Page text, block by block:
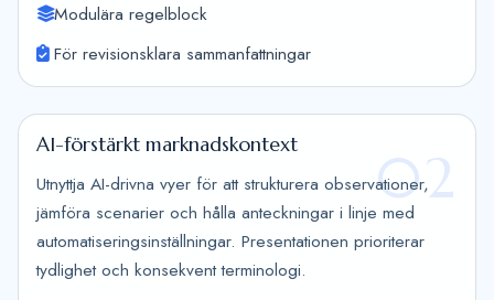
Modulära regelblock
För revisionsklara sammanfattningar
02
AI-förstärkt marknadskontext
Utnyttja AI-drivna vyer för att strukturera observationer,
jämföra scenarier och hålla anteckningar i linje med
automatiseringsinställningar. Presentationen prioriterar
tydlighet och konsekvent terminologi.